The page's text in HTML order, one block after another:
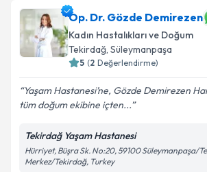
Op. Dr. Gözde Demirezen
Kadın Hastalıkları ve Doğum
Tekirdağ, Süleymanpaşa
5 (2 Değerlendirme)
Yaşam Hastanesi’ne, Gözde Demirezen
tüm doğum ekibine içten...
Tekirdağ Yaşam Hastanesi
Hürriyet, Büşra Sk. No:20, 59100 Süleymanpaşa/
Merkez/Tekirdağ, Turkey